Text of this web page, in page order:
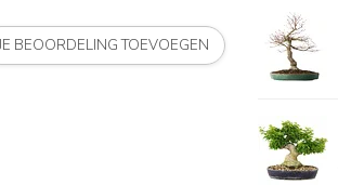
BEOORDELING TOEVOEGEN